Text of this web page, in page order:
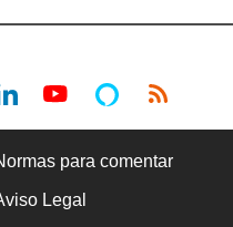
para comentar
Legal